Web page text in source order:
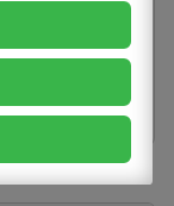
PMMA